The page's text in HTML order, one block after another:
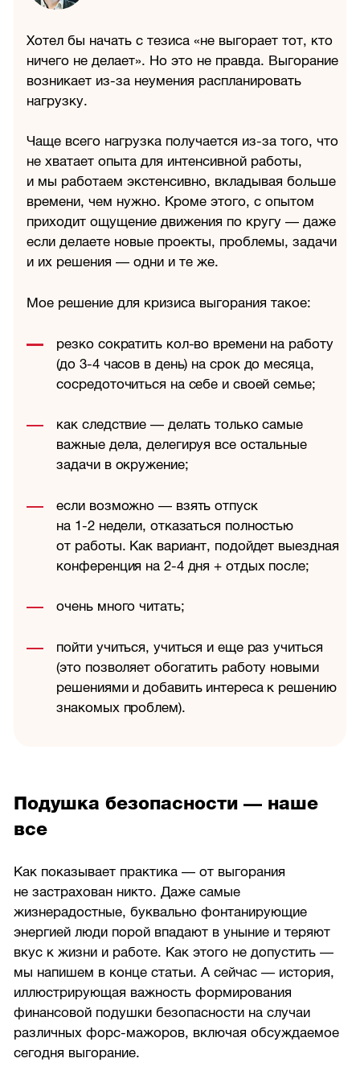
Хотел бы начать с тезиса «не выгорает тот, кто
ничего не делает». Но это не правда. Выгорание
возникает из-за неумения распланировать
нагрузку.
Чаще всего нагрузка получается из-за того, что
не хватает опыта для интенсивной работы,
и мы работаем экстенсивно, вкладывая больше
времени, чем нужно. Кроме этого, с опытом
приходит ощущение движения по кругу — даже
если делаете новые проекты, проблемы, задачи
и их решения — одни и те же.
Мое решение для кризиса выгорания такое:
резко сократить кол-во времени на работу
(до 3-4часов в день) на срок до месяца,
сосредоточиться на себе и своей семье;
как следствие — делать только самые
важные дела, делегируя все остальные
задачи в окружение;
если возможно — взять отпуск
на 1-2 недели, отказаться полностью
от работы. Как вариант, подойдет выездная
конференция на 2-4дня + отдых после;
очень много читать;
пойти учиться, учиться и еще раз учиться
(это позволяет обогатить работу новыми
решениями и добавить интереса к решению
знакомых проблем).
Подушка безопасности — наше
все
Как показывает практика — от выгорания
не застрахован никто. Даже самые
жизнерадостные, буквально фонтанирующие
энергией люди порой впадают в уныние и теряют
вкус к жизни и работе. Как этого не допустить —
мы напишем в конце статьи. А сейчас — история,
иллюстрирующая важность формирования
финансовой подушки безопасности на случаи
различных форс-мажоров, включая обсуждаемое
сегодня выгорание.